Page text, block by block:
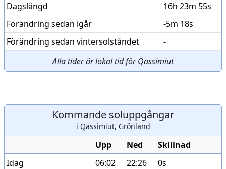
Dagslängd
16h 23m 55s
Förändring sedan igår
-5m 18s
Förändring sedan vintersolståndet
-
Alla tider är lokal tid för Qassimiut
Kommande soluppgångar
i Qassimiut, Grönland
Upp Ned
Skillnad
Idag
06:02 22:26
0s